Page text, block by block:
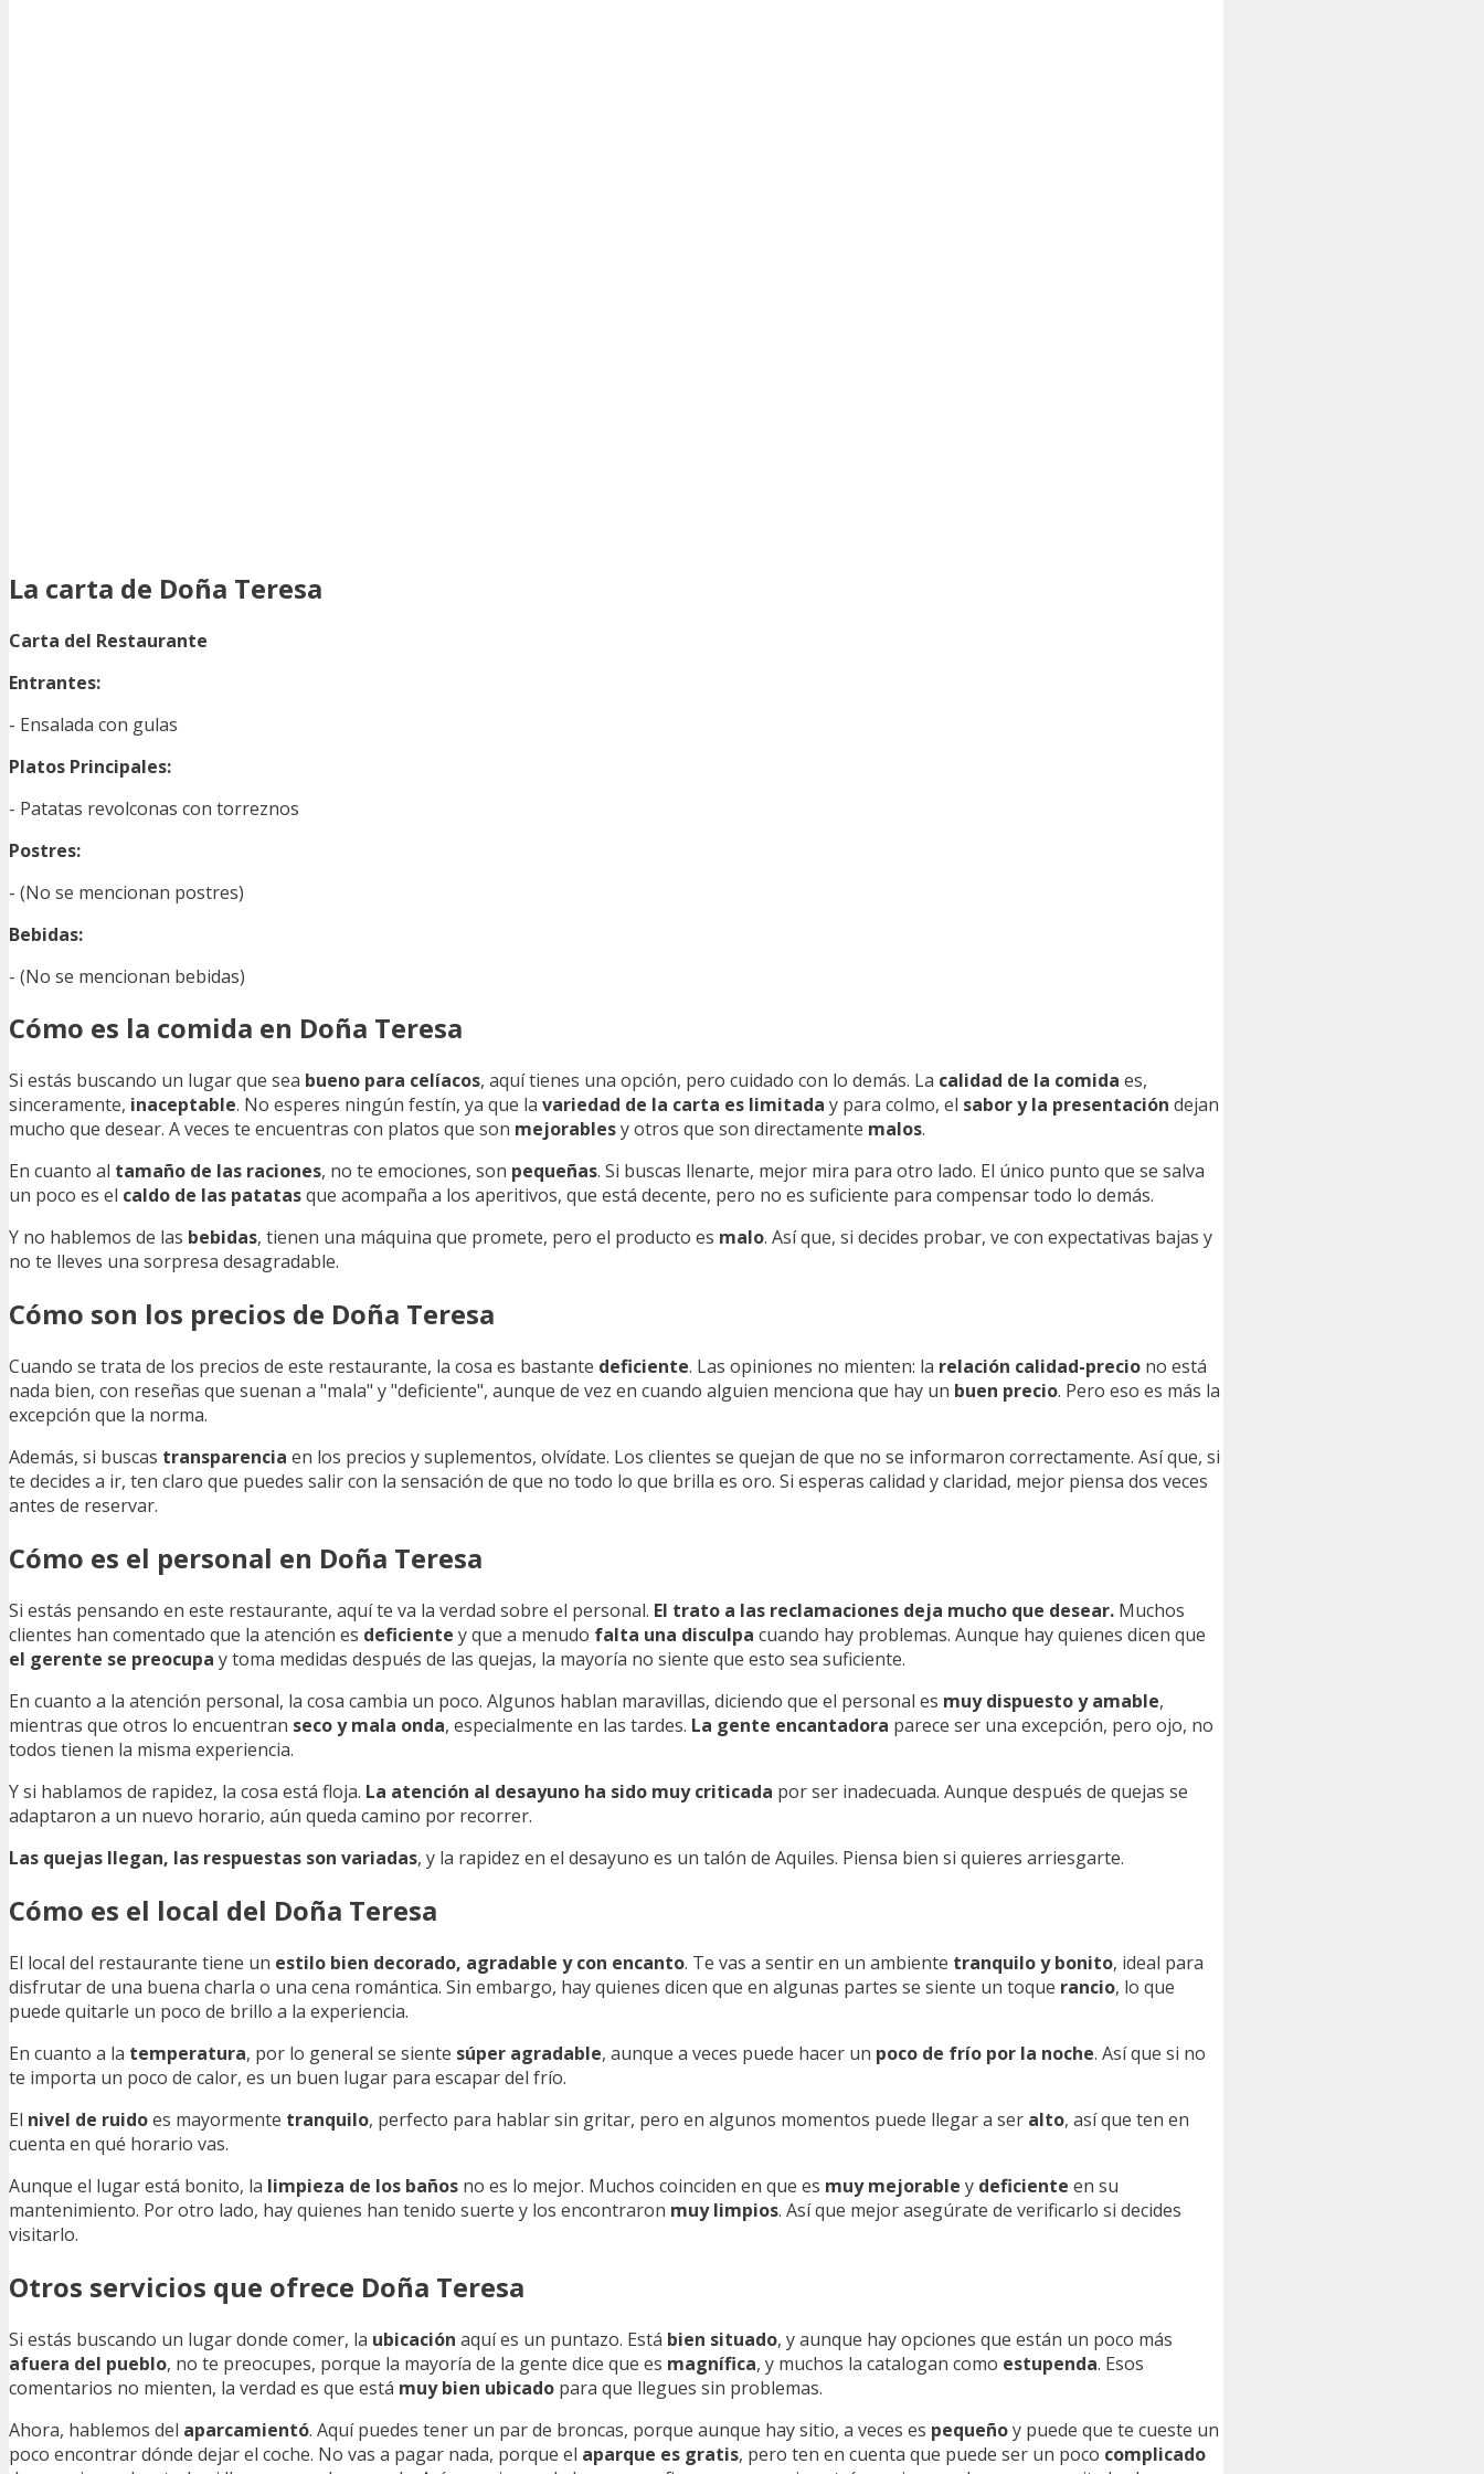
La carta de Doña Teresa
Carta del Restaurante
Entrantes:
- Ensalada con gulas
Platos Principales:
- Patatas revolconas con torreznos
Postres:
- (No se mencionan postres)
Bebidas:
- (No se mencionan bebidas)
Cómo es la comida en Doña Teresa
Si estás buscando un lugar que sea bueno para celíacos, aquí tienes una opción, pero cuidado con lo demás. La calidad de la comida es,
sinceramente, inaceptable. No esperes ningún festín, ya que la variedad de la carta es limitada y para colmo, el sabor y la presentación dejan
mucho que desear. A veces te encuentras con platos que son mejorablesy otros que son directamente malos.
En cuanto al tamaño de las raciones, no te emociones, son pequeñas. Si buscas llenarte, mejor mira para otro lado. El único punto que se salva
un poco es el caldo de las patatasque acompaña a los aperitivos, que está decente, pero no es suficiente para compensar todo lo demás.
Y no hablemos de las bebidas, tienen una máquina que promete, pero el producto es malo. Así que, si decides probar, ve con expectativas bajas y
no te lleves una sorpresa desagradable.
Cómo son los precios de Doña Teresa
Cuando se trata de los precios de este restaurante, la cosa es bastante deficiente. Las opiniones no mienten: la relación calidad-precio no está
nada bien, con reseñas que suenan a "mala" y "deficiente", aunque de vez en cuando alguien menciona que hay un buen precio. Pero eso es más la
excepción que la norma.
Además, si buscas transparencia en los precios y suplementos, olvídate. Los clientes se quejan de que no se informaron correctamente. Así que, si
te decides a ir, ten claro que puedes salir con la sensación de que no todo lo que brilla es oro. Si esperas calidad y claridad, mejor piensa dos veces
antes de reservar.
Cómo es el personal en Doña Teresa
Si estás pensando en este restaurante, aquí te va la verdad sobre el personal. El trato a las reclamaciones deja mucho que desear. Muchos
clientes han comentado que la atención es deficiente y que a menudo falta una disculpa cuando hay problemas. Aunque hay quienes dicen que
el gerente se preocupa y toma medidas después de las quejas, la mayoría no siente que esto sea suficiente.
En cuanto a la atención personal, la cosa cambia un poco. Algunos hablan maravillas, diciendo que el personal es muy dispuesto y amable,
mientras que otros lo encuentran seco y mala onda, especialmente en las tardes. La gente encantadora parece ser una excepción, pero ojo, no
todos tienen la misma experiencia.
Y si hablamos de rapidez, la cosa está floja. La atención al desayuno ha sido muy criticada por ser inadecuada. Aunque después de quejas se
adaptaron a un nuevo horario, aún queda camino por recorrer.
Las quejas llegan, las respuestas son variadas, y la rapidez en el desayuno es un talón de Aquiles. Piensa bien si quieres arriesgarte.
Cómo es el local del Doña Teresa
El local del restaurante tiene un estilo bien decorado, agradable y con encanto. Te vas a sentir en un ambiente tranquilo y bonito, ideal para
disfrutar de una buena charla o una cena romántica. Sin embargo, hay quienes dicen que en algunas partes se siente un toque rancio, lo que
puede quitarle un poco de brillo a la experiencia.
En cuanto a la temperatura, por lo general se siente súper agradable, aunque a veces puede hacer un poco de frío por la noche. Así que si no
te importa un poco de calor, es un buen lugar para escapar del frío.
El nivel de ruidoes mayormente tranquilo, perfecto para hablar sin gritar, pero en algunos momentos puede llegar a ser alto, así que ten en
cuenta en qué horario vas.
Aunque el lugar está bonito, la limpieza de los baños no es lo mejor. Muchos coinciden en que es muy mejorable y deficiente en su
mantenimiento. Por otro lado, hay quienes han tenido suerte y los encontraron muy limpios. Así que mejor asegúrate de verificarlo si decides
visitarlo.
Otros servicios que ofrece Doña Teresa
Si estás buscando un lugar donde comer, la ubicación aquí es un puntazo. Está bien situado, y aunque hay opciones que están un poco más
afuera del pueblo, no te preocupes, porque la mayoría de la gente dice que es magnífica, y muchos la catalogan como estupenda. Esos
comentarios no mienten, la verdad es que está muy bien ubicado para que llegues sin problemas.
Ahora, hablemos del aparcamientó. Aquí puedes tener un par de broncas, porque aunque hay sitio, a veces es pequeñoy puede que te cueste un
poco encontrar dónde dejar el coche. No vas a pagar nada, porque el aparque es gratis, pero ten en cuenta que puede ser un poco complicado